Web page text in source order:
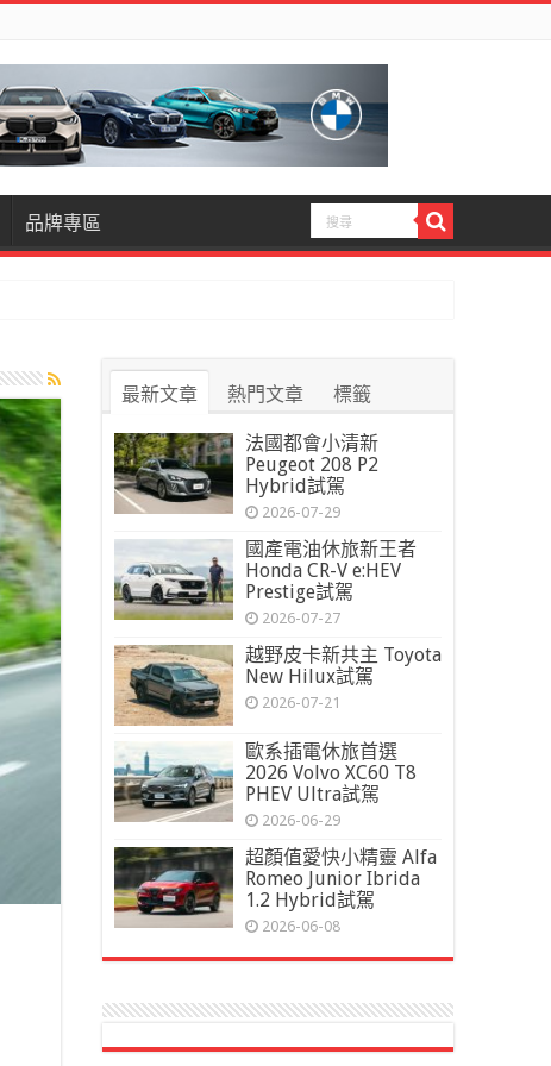
品牌專區
最新文章 熱門文章 標籤
法國都會小清新
Peugeot 208 P2
Hybrid試駕
2026-07-29
國產電油休旅新王者
Honda CR-V e:HEV
Prestige試駕
2026-07-27
越野皮卡新共主 Toyota
New Hilux試駕
2026-07-21
歐系插電休旅首選
2026 Volvo XC60 T8
PHEV Ultra試駕
2026-06-29
超顏值愛快小精靈 Alfa
Romeo Junior Ibrida
1.2 Hybrid試駕
2026-06-08